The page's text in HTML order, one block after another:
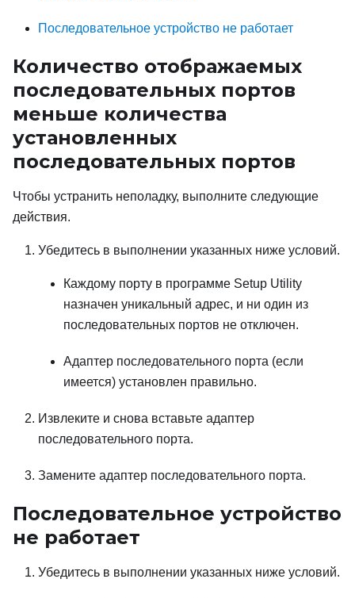
Последовательное устройство не работает
Количество отображаемых
последовательных портов
меньше количества
установленных
последовательных портов
Чтобы устранить неполадку, выполните следующие
действия.
Убедитесь в выполнении указанных ниже условий.
Каждому порту в программе Setup Utility
назначен уникальный адрес, и ни один из
последовательных портов не отключен.
Адаптер последовательного порта (если
имеется) установлен правильно.
Извлеките и снова вставьте адаптер
последовательного порта.
Замените адаптер последовательного порта.
Последовательное устройство
не работает
Убедитесь в выполнении указанных ниже условий.